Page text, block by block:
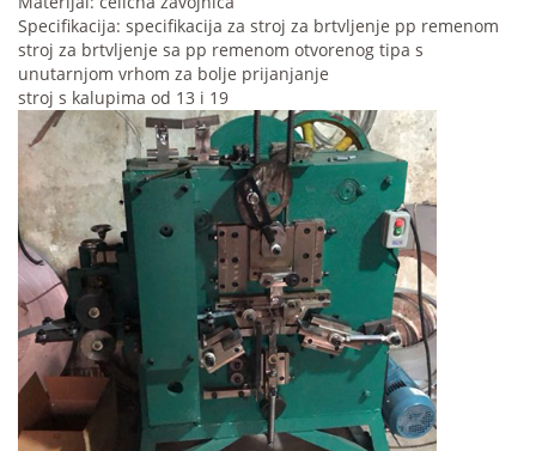
Specifikacija: specifikacija za stroj za brtvljenje pp remenom
stroj za brtvljenje sa pp remenom otvorenog tipa s
unutarnjom vrhom za bolje prijanjanje
stroj s kalupima od 13 i 19